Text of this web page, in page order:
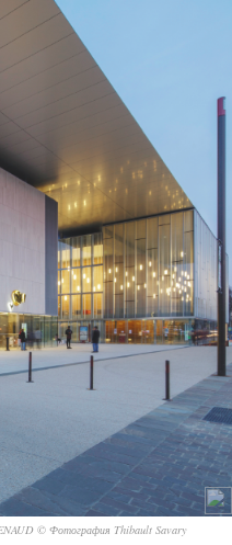
© Фотография Thibault Savary